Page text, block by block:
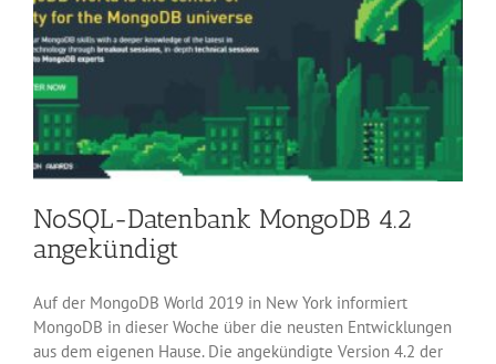
NoSQL-Datenbank MongoDB 4.2
angekündigt
Auf der MongoDB World 2019 in New York informiert
MongoDB in dieser Woche über die neusten Entwicklungen
aus dem eigenen Hause. Die angekündigte Version 4.2 der